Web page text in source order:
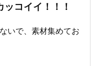
コイイ！！！
いで、素材集めてお